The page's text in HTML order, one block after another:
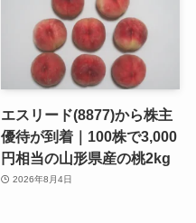
エスリード(8877)から株主
優待が到着｜100株で3,000
円相当の山形県産の桃2kg
2026年8月4日